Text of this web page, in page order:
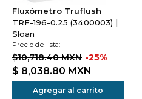
Fluxómetro Truflush
TRF-196-0.25 (3400003) |
Sloan
Precio de lista:
$10,718.40 MXN -25%
$ 8,038.80 MXN
Agregar al carrito